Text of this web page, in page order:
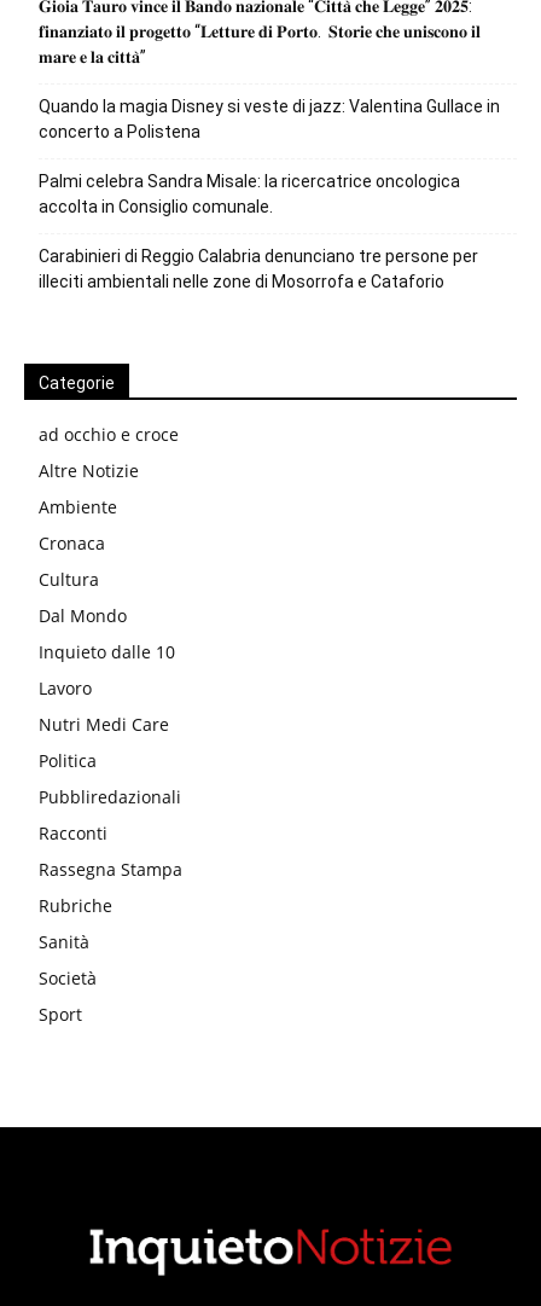
𝐆𝐢𝐨𝐢𝐚 𝐓𝐚𝐮𝐫𝐨 𝐯𝐢𝐧𝐜𝐞 𝐢𝐥 𝐁𝐚𝐧𝐝𝐨 𝐧𝐚𝐳𝐢𝐨𝐧𝐚𝐥𝐞 “𝐂𝐢𝐭𝐭𝐚̀ 𝐜𝐡𝐞 𝐋𝐞𝐠𝐠𝐞” 𝟐𝟎𝟐𝟓:
𝐟𝐢𝐧𝐚𝐧𝐳𝐢𝐚𝐭𝐨 𝐢𝐥 𝐩𝐫𝐨𝐠𝐞𝐭𝐭𝐨 “𝐋𝐞𝐭𝐭𝐮𝐫𝐞 𝐝𝐢 𝐏𝐨𝐫𝐭𝐨. 𝐒𝐭𝐨𝐫𝐢𝐞 𝐜𝐡𝐞 𝐮𝐧𝐢𝐬𝐜𝐨𝐧𝐨 𝐢𝐥
𝐦𝐚𝐫𝐞 𝐞 𝐥𝐚 𝐜𝐢𝐭𝐭𝐚̀”
Quando la magia Disney si veste di jazz: Valentina Gullace in
concerto a Polistena
Palmi celebra Sandra Misale: la ricercatrice oncologica
accolta in Consiglio comunale.
Carabinieri di Reggio Calabria denunciano tre persone per
illeciti ambientali nelle zone di Mosorrofa e Cataforio
Categorie
ad occhio e croce
Altre Notizie
Ambiente
Cronaca
Cultura
Dal Mondo
Inquieto dalle 10
Lavoro
Nutri Medi Care
Politica
Pubbliredazionali
Racconti
Rassegna Stampa
Rubriche
Sanità
Società
Sport